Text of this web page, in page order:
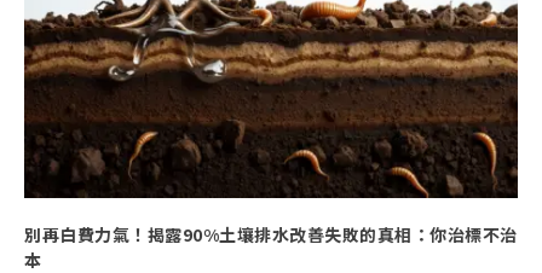
別再白費力氣！揭露90%土壤排水改善失敗的真相：你治標不治
本